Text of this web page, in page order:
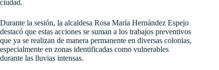
ciudad.
Durante la sesión, la alcaldesa Rosa María Hernández Espejo
destacó que estas acciones se suman a los trabajos preventivos
que ya se realizan de manera permanente en diversas colonias,
especialmente en zonas identificadas como vulnerables
durante las lluvias intensas.